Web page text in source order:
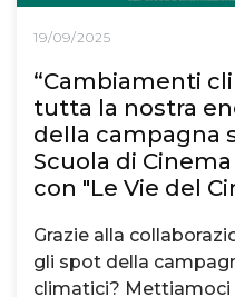
19/09/2025
“Cambiamenti
tutta la nostra
della campagna
Scuola di
con "Le Vie del
Grazie alla
gli spot della
climatici? Mettiamoci